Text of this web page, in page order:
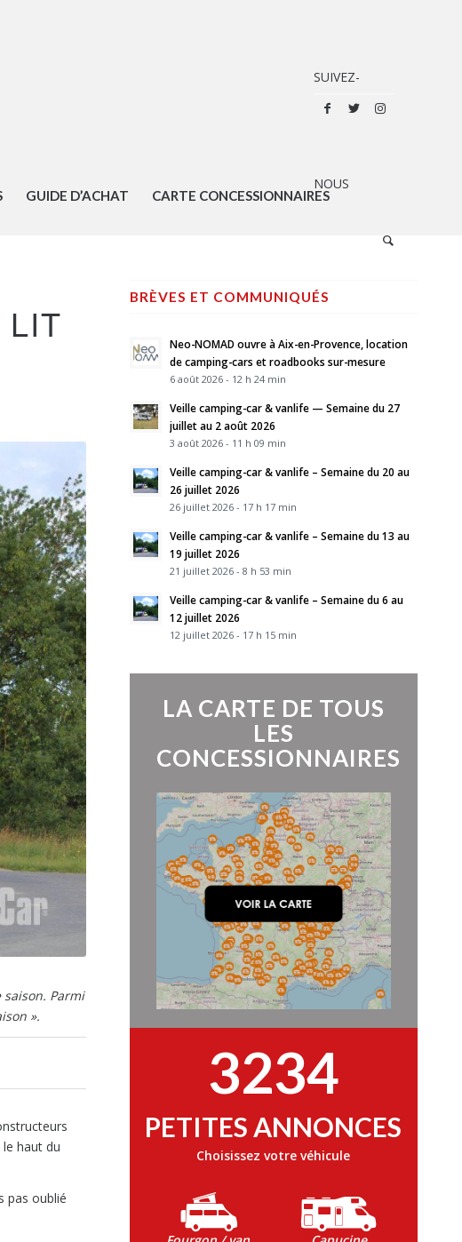
GUIDE D’ACHAT CARTE CONCESSIONNAIRES
LIT
Parmi
».
haut du
pas oublié
BRÈVES ET COMMUNIQUÉS
Neo-NOMAD ouvre à Aix-en-Provence, location
de camping-cars et roadbooks sur-mesure
6 août 2026 - 12 h 24 min
Veille camping-car & vanlife — Semaine du 27
juillet au 2 août 2026
3 août 2026 - 11 h 09 min
Veille camping-car & vanlife – Semaine du 20 au
26 juillet 2026
26 juillet 2026 - 17 h 17 min
Veille camping-car & vanlife – Semaine du 13 au
19 juillet 2026
21 juillet 2026 - 8 h 53 min
Veille camping-car & vanlife – Semaine du 6 au
12 juillet 2026
12 juillet 2026 - 17 h 15 min
LA CARTE DE TOUS
LES
CONCESSIONNAIRES
3234
PETITES ANNONCES
Choisissez votre véhicule